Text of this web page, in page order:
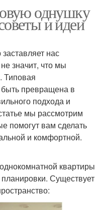
однушку
и идеи
нас
значит, что мы
Типовая
превращена в
подхода и
мы рассмотрим
помогут вам сделать
и комфортной.
квартиры
Существует